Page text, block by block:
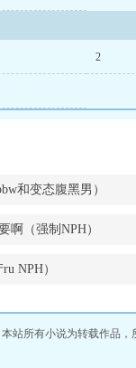
2
和变态腹黑男）
啊（强制NPH）
NPH）
本站所有小说为转载作品，